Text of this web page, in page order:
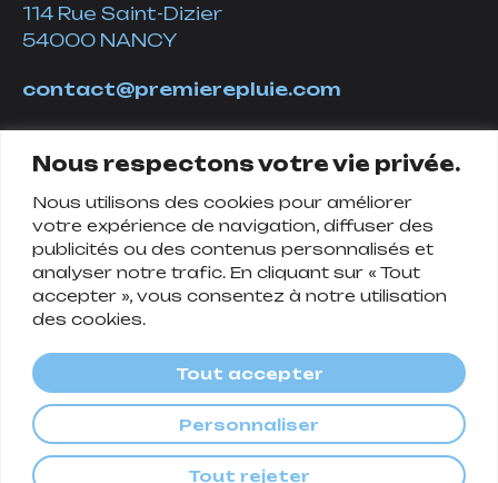
Nous respectons votre vie privée.
Nous utilisons des cookies pour améliorer
votre expérience de navigation, diffuser des
publicités ou des contenus personnalisés et
analyser notre trafic. En cliquant sur « Tout
accepter », vous consentez à notre utilisation
des cookies.
Personnaliser
Tout rejeter
Tout accepter
114 Rue Saint-Dizier
54000 NANCY
contact@premierepluie.com
Suivez-nous
Politique de confidentialité
© Première Pluie, 2024